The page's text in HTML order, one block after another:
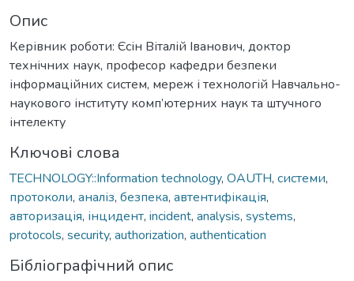
Опис
Керівник роботи: Єсін Віталій Іванович, доктор
технічних наук, професор кафедри безпеки
інформаційних систем, мереж і технологій Навчально-
наукового інституту комп’ютерних наук та штучного
інтелекту
Ключові слова
TECHNOLOGY::Information technology, OAUTH, системи,
протоколи, аналіз, безпека, автентифікація,
авторизація, інцидент, incident, analysis, systems,
protocols, security, authorization, authentication
Бібліографічний опис